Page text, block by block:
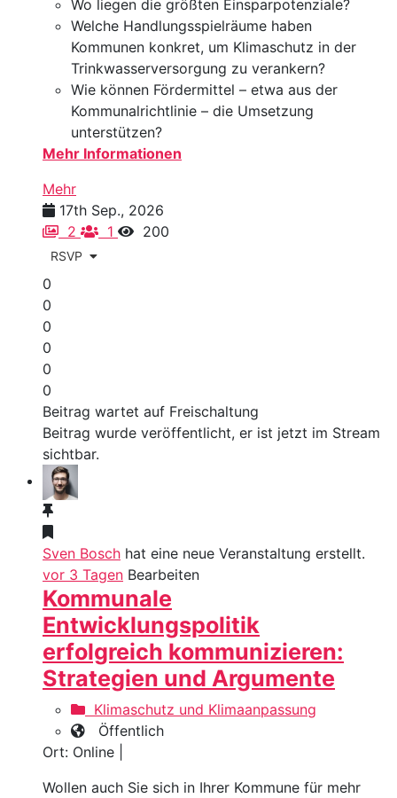
Wo liegen die größten Einsparpotenziale?
Welche Handlungsspielräume haben
Kommunen konkret, um Klimaschutz in der
Trinkwasserversorgung zu verankern?
Wie können Fördermittel – etwa aus der
Kommunalrichtlinie – die Umsetzung
unterstützen?
Mehr Informationen
Mehr
17th Sep., 2026
2
1 200
RSVP
0
0
0
0
0
0
Beitrag wartet auf Freischaltung
Beitrag wurde veröffentlicht, er ist jetzt im Stream
sichtbar.
Sven Bosch hat eine neue Veranstaltung erstellt.
vor 3 Tagen Bearbeiten
Kommunale
Entwicklungspolitik
erfolgreich kommunizieren:
Strategien und Argumente
Klimaschutz und Klimaanpassung
Öffentlich
Ort: Online |
Wollen auch Sie sich in Ihrer Kommune für mehr